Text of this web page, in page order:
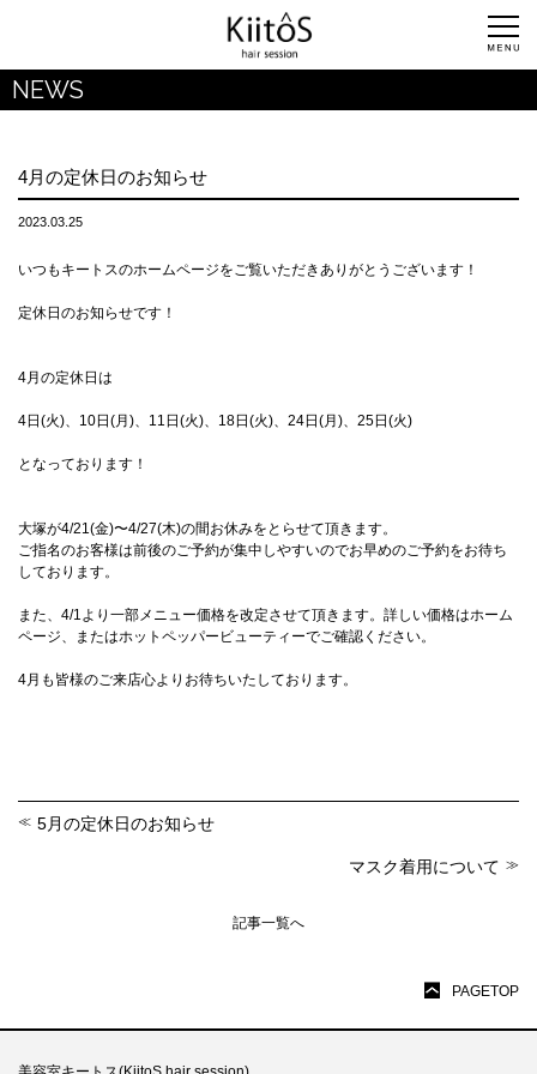
NEWS
4月の定休日のお知らせ
2023.03.25
いつもキートスのホームページをご覧いただきありがとうございます！
定休日のお知らせです！
4月の定休日は
4日(火)、10日(月)、11日(火)、18日(火)、24日(月)、25日(火)
となっております！
大塚が4/21(金)〜4/27(木)の間お休みをとらせて頂きます。
ご指名のお客様は前後のご予約が集中しやすいのでお早めのご予約をお待ち
しております。
また、4/1より一部メニュー価格を改定させて頂きます。詳しい価格はホーム
ページ、またはホットペッパービューティーでご確認ください。
4月も皆様のご来店心よりお待ちいたしております。
5月の定休日のお知らせ
マスク着用について
記事一覧へ
PAGETOP